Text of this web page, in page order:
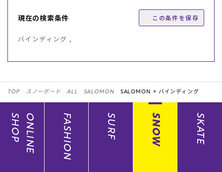
現在の検索条件 この条件を保存
バインディング ,
TOP スノーボード ALL SALOMON SALOMON × バインディング
ONLINE
SHOP FASHION SURF SNOW SKATE